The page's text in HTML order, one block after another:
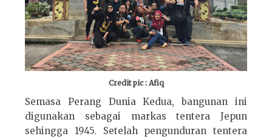
Credit pic : Afiq
Semasa Perang Dunia Kedua, bangunan ini
digunakan sebagai markas tentera Jepun
sehingga 1945. Setelah pengunduran tentera